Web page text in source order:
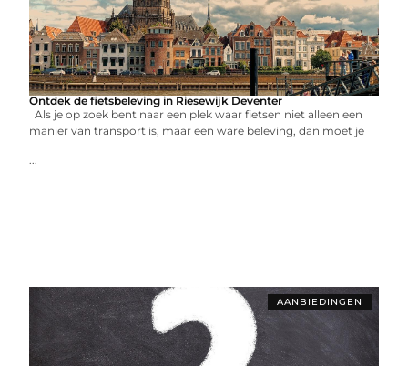
Ontdek de fietsbeleving in Riesewijk Deventer
Als je op zoek bent naar een plek waar fietsen niet alleen een
manier van transport is, maar een ware beleving, dan moet je
...
AANBIEDINGEN